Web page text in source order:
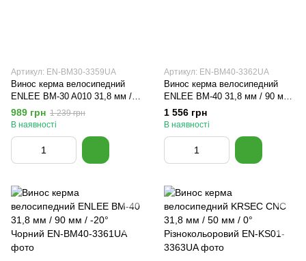
Артикул: EN-BM30-3359UA
Винос керма велосипедний
ENLEE BM-30 A010 31,8 мм /
50 мм / 0° Чорний
989 грн 1 239 грн
В наявності
Артикул: EN-BM40-3362UA
Винос керма велосипедний
ENLEE BM-40 31,8 мм / 90 мм /
-20° Різнокольоровий
1 556 грн
В наявності